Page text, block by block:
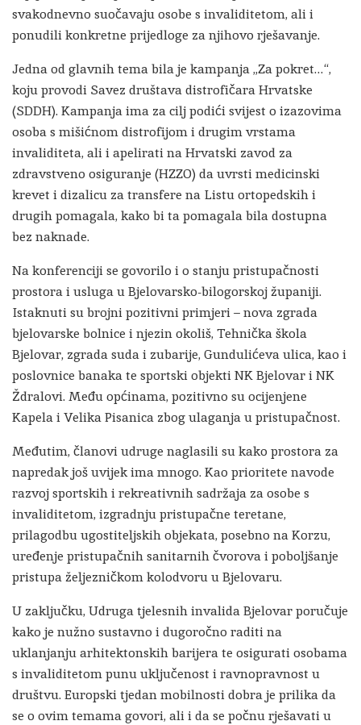
svakodnevno suočavaju osobe s invaliditetom, ali i
ponudili konkretne prijedloge za njihovo rješavanje.
Jedna od glavnih tema bila je kampanja „Za pokret…“,
koju provodi Savez društava distrofičara Hrvatske
(SDDH). Kampanja ima za cilj podići svijest o izazovima
osoba s mišićnom distrofijom i drugim vrstama
invaliditeta, ali i apelirati na Hrvatski zavod za
zdravstveno osiguranje (HZZO) da uvrsti medicinski
krevet i dizalicu za transfere na Listu ortopedskih i
drugih pomagala, kako bi ta pomagala bila dostupna
bez naknade.
Na konferenciji se govorilo i o stanju pristupačnosti
prostora i usluga u Bjelovarsko-bilogorskoj županiji.
Istaknuti su brojni pozitivni primjeri – nova zgrada
bjelovarske bolnice i njezin okoliš, Tehnička škola
Bjelovar, zgrada suda i zubarije, Gundulićeva ulica, kao i
poslovnice banaka te sportski objekti NK Bjelovar i NK
Ždralovi. Među općinama, pozitivno su ocijenjene
Kapela i Velika Pisanica zbog ulaganja u pristupačnost.
Međutim, članovi udruge naglasili su kako prostora za
napredak još uvijek ima mnogo. Kao prioritete navode
razvoj sportskih i rekreativnih sadržaja za osobe s
invaliditetom, izgradnju pristupačne teretane,
prilagodbu ugostiteljskih objekata, posebno na Korzu,
uređenje pristupačnih sanitarnih čvorova i poboljšanje
pristupa željezničkom kolodvoru u Bjelovaru.
U zaključku, Udruga tjelesnih invalida Bjelovar poručuje
kako je nužno sustavno i dugoročno raditi na
uklanjanju arhitektonskih barijera te osigurati osobama
s invaliditetom punu uključenost i ravnopravnost u
društvu. Europski tjedan mobilnosti dobra je prilika da
se o ovim temama govori, ali i da se počnu rješavati u